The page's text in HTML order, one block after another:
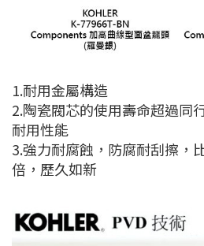
1.耐用金屬構造
2.陶瓷閥芯的使用壽命超過同
耐用性能
3.強力耐腐蝕，防腐耐刮擦，
倍，歷久如新